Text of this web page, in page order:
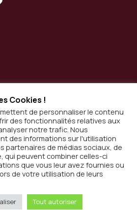
75116 Paris
26
Cookies !
de personnaliser le contenu
des fonctionnalités relatives aux
notre trafic. Nous
des informations sur l'utilisation
partenaires de médias sociaux, de
qui peuvent combiner celles-ci
que vous leur avez fournies ou
de votre utilisation de leurs
Tout autoriser